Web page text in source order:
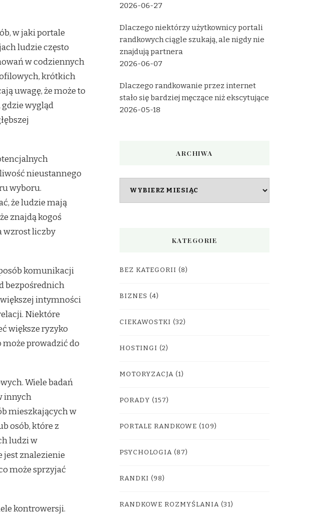
w jaki portale
ludzie często
w codziennych
krótkich
uwagę, że może to
wygląd
nieustannego
wyboru.
że ludzie mają
znajdą kogoś
wzrost liczby
komunikacji
bezpośrednich
intymności
Niektóre
większe ryzyko
prowadzić do
Wiele badań
innych
mieszkających w
osób, które z
ludzi w
znalezienie
może sprzyjać
kontrowersji.
2026-06-27
Dlaczego niektórzy użytkownicy portali
randkowych ciągle szukają, ale nigdy nie
znajdują partnera
2026-06-07
Dlaczego randkowanie przez internet
stało się bardziej męczące niż ekscytujące
2026-05-18
ARCHIWA
KATEGORIE
BEZ KATEGORII (8)
BIZNES (4)
CIEKAWOSTKI (32)
HOSTINGI (2)
MOTORYZACJA (1)
PORADY (157)
PORTALE RANDKOWE (109)
PSYCHOLOGIA (87)
RANDKI (98)
RANDKOWE ROZMYŚLANIA (31)